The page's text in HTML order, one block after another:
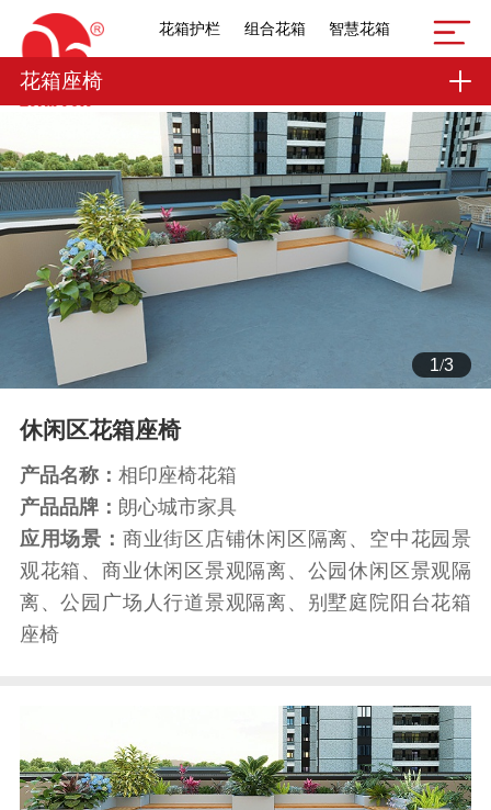
花箱护栏 组合花箱 智慧花箱
花箱座椅
1/3
休闲区花箱座椅
产品名称： 相印座椅花箱
产品品牌： 朗心城市家具
应用场景： 商业街区店铺休闲区隔离、空中花园景
观花箱、商业休闲区景观隔离、公园休闲区景观隔
离、公园广场人行道景观隔离、别墅庭院阳台花箱
座椅